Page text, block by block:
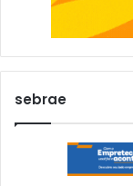
sebrae